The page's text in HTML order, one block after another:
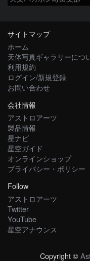
サイトマップ
ホーム
天体写真ギャラリーにつ
利用規約
ログイン/新規登録
お問い合わせ
会社情報
アストロアーツ
製品情報
星ナビ
星空ガイド
オンラインショップ
プライバシー・ポリシー
Follow
アストロアーツ
Twitter
YouTube
星空アナウンス
Copyright ©